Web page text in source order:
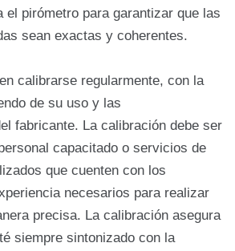
el pirómetro para garantizar que las
sean exactas y coherentes.
calibrarse regularmente, con la
de su uso y las
fabricante. La calibración debe ser
capacitado o servicios de
que cuenten con los
necesarios para realizar
precisa. La calibración asegura
siempre sintonizado con la